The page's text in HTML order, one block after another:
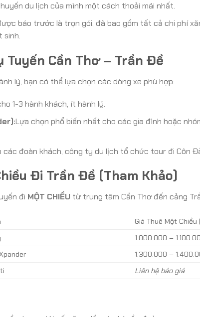
du lịch của mình một cách thoải mái nhất.
báo trước là trọn gói, đã bao gồm tất cả chi phí
sinh.
Tuyến Cần Thơ – Trần Đề
lý, bạn có thể lựa chọn các dòng xe phù hợp:
1-3 hành khách, ít hành lý.
Lựa chọn phổ biến nhất cho các gia đình hoặc
các đoàn khách, công ty du lịch tổ chức tour đi Côn
Đi Trần Đề (Tham Khảo)
đi MỘT CHIỀU từ trung tâm Cần Thơ đến cảng
Giá Thuê Một Chiều
1.000.000 –
1.300.000 –
Liên hệ báo giá